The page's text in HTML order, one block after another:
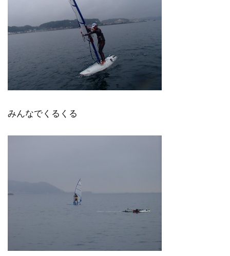
みんなでくるくる